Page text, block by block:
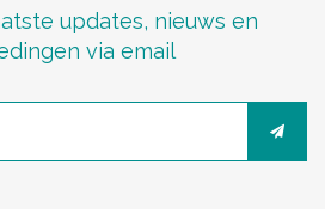
updates, nieuws en
via email